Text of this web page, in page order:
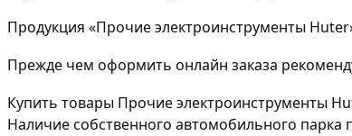
Продукция «Прочие электроинструменты
Прежде чем оформить онлайн заказа
Купить товары Прочие электроинструменты
Наличие собственного автомобильного парка